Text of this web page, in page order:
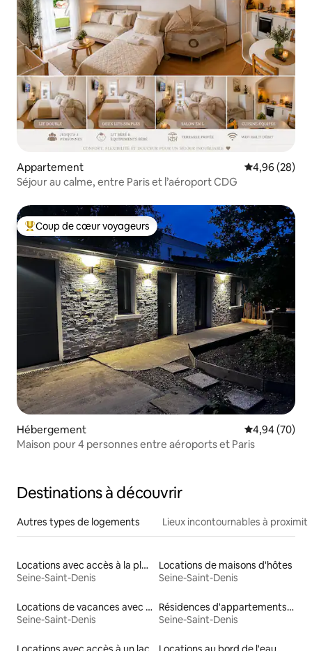
Appartement Évaluation
4,96 (28)
Séjour au calme, entre Paris et l’aéroport CDG
Coups de cœur voyageurs les plus appréciés
Coup de cœur voyageurs
Hébergement Évaluation
4,94 (70)
Maison pour 4 personnes entre aéroports et Paris
Destinations à découvrir
Autres types de logements Lieux incontournables à
Locations avec accès à la plage
Seine-Saint-Denis
Locations de maisons d'hôtes
Seine-Saint-Denis
Locations de vacances avec piscine
Seine-Saint-Denis
Résidences d'appartements en location
Seine-Saint-Denis